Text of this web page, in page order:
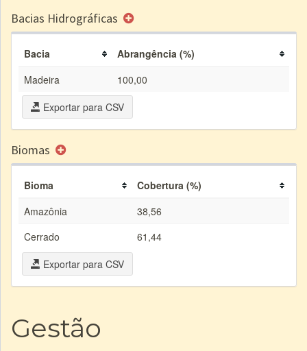
Bacias Hidrográficas
Bacia
Abrangência (%)
Madeira
100,00
Exportar para CSV
Biomas
Bioma
Cobertura (%)
Amazônia
38,56
Cerrado
61,44
Exportar para CSV
Gestão